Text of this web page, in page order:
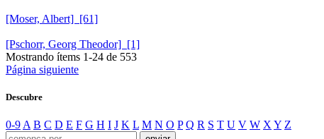
[Moser, Albert] [61]
[Pschorr, Georg Theodor] [1]
Mostrando ítems 1-24 de 553
Página siguiente
Descubre
0-9 A B C D E F G H I J K L M N O P Q R S T U V W X Y Z